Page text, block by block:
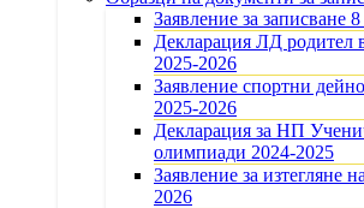
Заявление за записване
Декларация ЛД родител
2025-2026
Заявление спортни
2025-2026
Декларация за НП
олимпиади 2024-2025
Заявление за изтегляне
2026